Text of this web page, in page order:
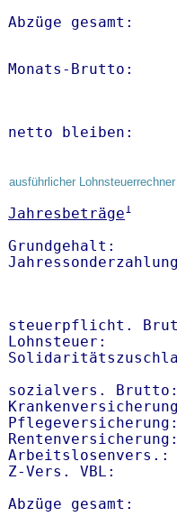
Abzüge gesamt:
Monats-
netto
ausführlicher
Jahresbeträge1
Grundgehalt:
steuerpflicht.
Lohnsteuer:
sozialvers.
Z-Vers. VBL:
Abzüge gesamt: